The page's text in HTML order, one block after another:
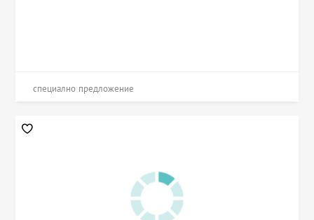
специално предложение